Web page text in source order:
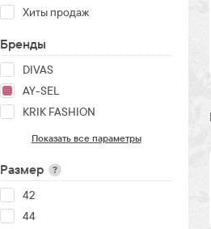
Хиты продаж
Бренды
DIVAS
AY-SEL
KRIK FASHION
Показать все параметры
Размер ?
42
44